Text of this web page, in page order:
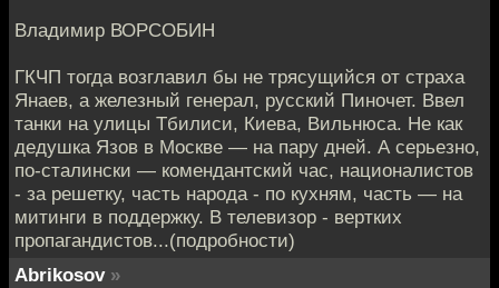
Владимир ВОРСОБИН
ГКЧП тогда возглавил бы не трясущийся от страха
Янаев, а железный генерал, русский Пиночет. Ввел
танки на улицы Тбилиси, Киева, Вильнюса. Не как
дедушка Язов в Москве — на пару дней. А серьезно,
по-сталински — комендантский час, националистов
- за решетку, часть народа - по кухням, часть — на
митинги в поддержку. В телевизор - вертких
пропагандистов...(подробности)
Abrikosov »